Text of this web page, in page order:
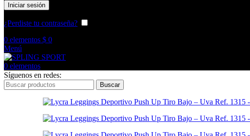
Iniciar sesión
¿Perdiste tu contraseña?
0 elementos $ 0
Menú
0 elementos
Síguenos en redes:
Buscar